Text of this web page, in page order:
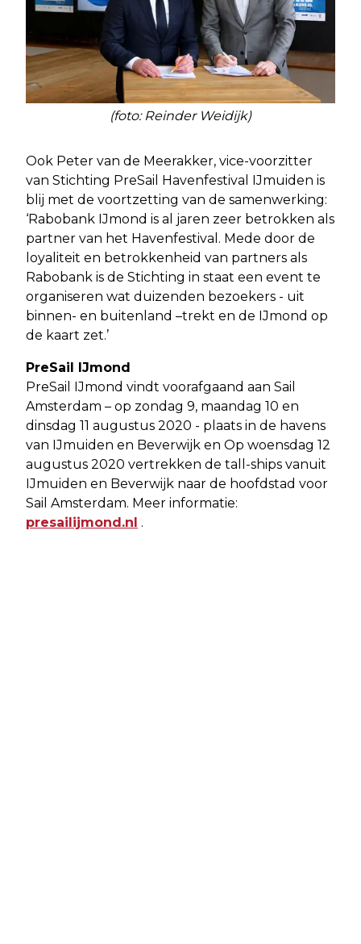
(foto: Reinder Weidijk)
Ook Peter van de Meerakker, vice-voorzitter
van Stichting PreSail Havenfestival IJmuiden is
blij met de voortzetting van de samenwerking:
‘Rabobank IJmond is al jaren zeer betrokken als
partner van het Havenfestival. Mede door de
loyaliteit en betrokkenheid van partners als
Rabobank is de Stichting in staat een event te
organiseren wat duizenden bezoekers - uit
binnen- en buitenland –trekt en de IJmond op
de kaart zet.’
PreSail IJmond
PreSail IJmond vindt voorafgaand aan Sail
Amsterdam – op zondag 9, maandag 10 en
dinsdag 11 augustus 2020 - plaats in de havens
van IJmuiden en Beverwijk en Op woensdag 12
augustus 2020 vertrekken de tall-ships vanuit
IJmuiden en Beverwijk naar de hoofdstad voor
Sail Amsterdam. Meer informatie:
presailijmond.nl .